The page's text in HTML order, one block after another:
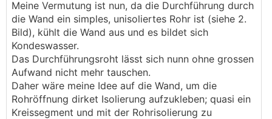
Meine Vermutung ist nun, da die Durchführung durch
die Wand ein simples, unisoliertes Rohr ist (siehe 2.
Bild), kühlt die Wand aus und es bildet sich
Kondeswasser.
Das Durchführungsroht lässt sich nunn ohne grossen
Aufwand nicht mehr tauschen.
Daher wäre meine Idee auf die Wand, um die
Rohröffnung dirket Isolierung aufzukleben; quasi ein
Kreissegment und mit der Rohrisolierung zu